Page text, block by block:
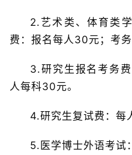
2.艺术类、体育类
费：报名每人30元；考
3.研究生报名考务
人每科30元。
4.研究生复试费：每
5.医学博士外语考试